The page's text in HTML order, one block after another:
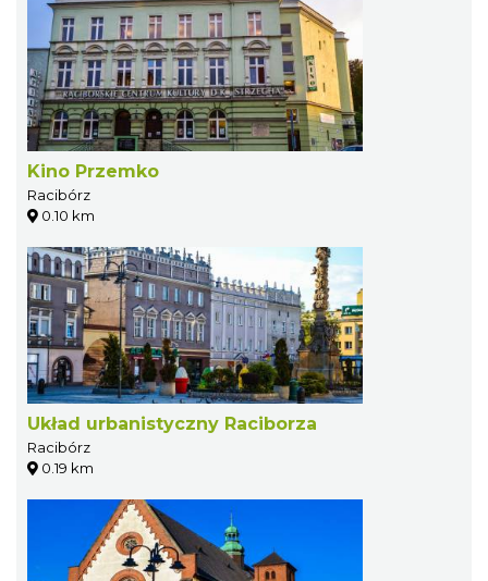
Kino Przemko
Racibórz
0.10 km
Układ urbanistyczny Raciborza
Racibórz
0.19 km